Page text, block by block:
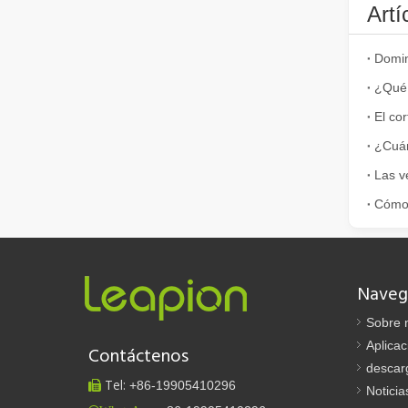
El corte de metal por láser es un método de precisión
El corte por láser de láminas de metal es un método
Contáctenos
 Tel: +86-19905410296
Sobre